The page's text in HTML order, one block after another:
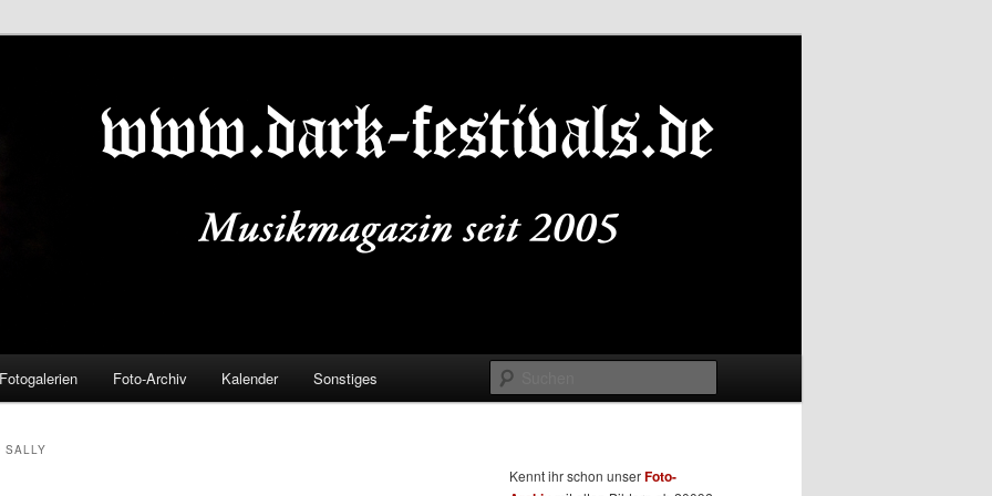
Fotogalerien Foto-Archiv Kalender Sonstiges
SALLY
Kennt ihr schon unserFoto-